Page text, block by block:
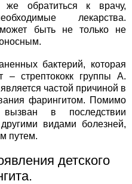
же обратиться к врачу,
лекарства.
быть не только не
бактерий, которая
– стрептококк группы А.
частой причиной в
фарингитом. Помимо
в последствии
видами болезней,
путем.
детского